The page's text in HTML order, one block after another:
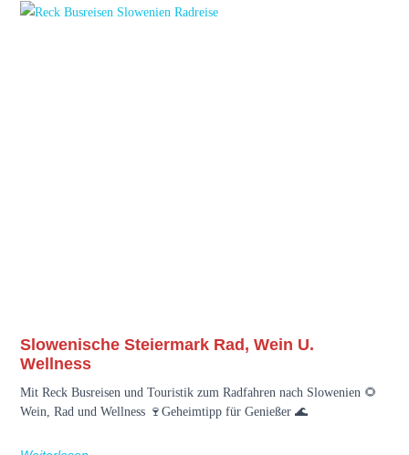
Slowenische Steiermark Rad, Wein U.
Wellness
Mit Reck Busreisen und Touristik zum Radfahren nach Slowenien 🌻
Wein, Rad und Wellness 🍷Geheimtipp für Genießer 🌊